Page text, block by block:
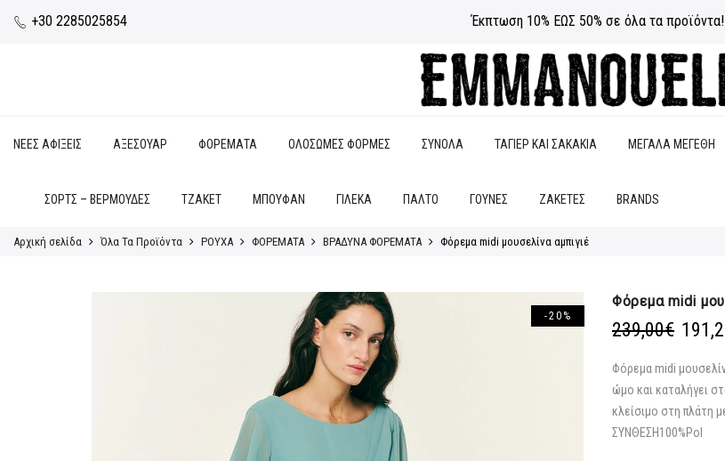
+30 2285025854 Έκπτωση 10% ΕΩΣ 50% σε όλα τα προϊόντα!
ΝΕΕΣ ΑΦΙΞΕΙΣ ΑΞΕΣΟΥΑΡ ΦΟΡΕΜΑΤΑ ΟΛΟΣΩΜΕΣ ΦΟΡΜΕΣ ΣΥΝΟΛΑ ΤΑΓΙΕΡ ΚΑΙ ΣΑΚΑΚΙΑ ΜΕΓΑΛΑ ΜΕΓΕΘΗ
ΣΟΡΤΣ – ΒΕΡΜΟΥΔΕΣ ΤΖΑΚΕΤ ΜΠΟΥΦΑΝ ΓΙΛΕΚΑ ΠΑΛΤΟ ΓΟΥΝΕΣ ΖΑΚΕΤΕΣ BRANDS
Αρχική σελίδα Όλα Τα Προϊόντα ΡΟΥΧΑ ΦΟΡΕΜΑΤΑ ΒΡΑΔΥΝΑ ΦΟΡΕΜΑΤΑ Φόρεμα midi μουσελίνα αμπιγιέ
-20%
Φόρεμα midi
239,00€
was:
Φόρεμα midi
ώμο και καταλήγει
κλείσιμο στη πλάτη
ΣΥΝΘΕΣΗ100%Pol